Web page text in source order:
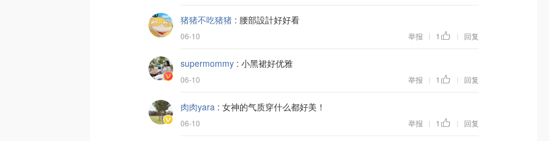
猪猪不吃猪猪 : 腰部設計好好看
06-10 举报 | 1 | 回复
supermommy : 小黑裙好优雅
06-10 举报 | 1 | 回复
肉肉yara : 女神的气质穿什么都好美！
06-10 举报 | 1 | 回复